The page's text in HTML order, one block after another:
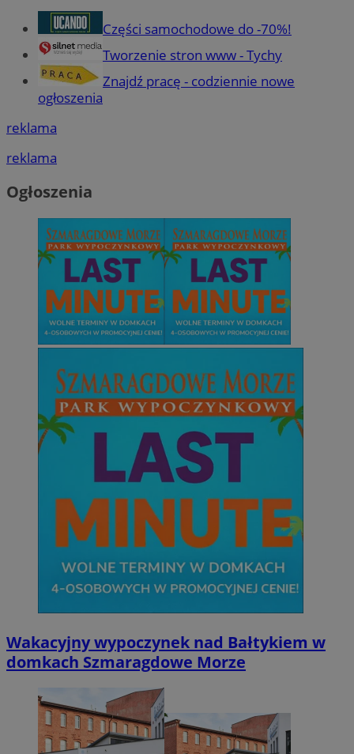
Części samochodowe do -70%!
Tworzenie stron www - Tychy
Znajdź pracę - codziennie nowe
ogłoszenia
reklama
reklama
Ogłoszenia
Wakacyjny wypoczynek nad Bałtykiem w
domkach Szmaragdowe Morze